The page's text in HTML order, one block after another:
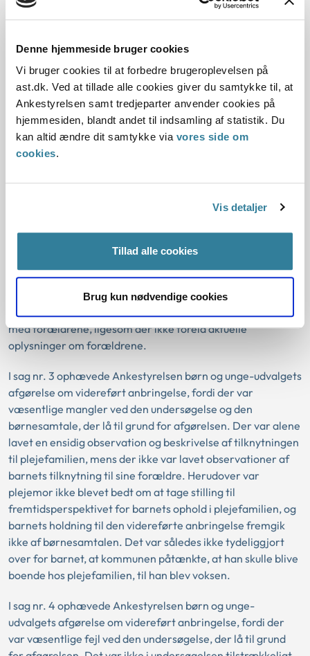
Denne hjemmeside bruger cookies
Vi bruger cookies til at forbedre brugeroplevelsen på
ast.dk. Ved at tillade alle cookies giver du samtykke til, at
Ankestyrelsen samt tredjeparter anvender cookies på
hjemmesiden, blandt andet til indsamling af statistik. Du
kan altid ændre dit samtykke via vores side om
cookies.
Vis detaljer
Tillad alle cookies
Brug kun nødvendige cookies
afgørelse om fortsat anbringelse af et barn, der havde
ønskede at blive i plejefamilien. Forvaltningen havde kun
indstillet til videreført anbringelse. Børn og unge-udvalget
havde derfor ikke kompetence til at træffe afgørelse om
fortsat anbringelse. Ankestyrelsen vurderede dog, at
betingelserne for at træffe afgørelse om videreført
anbringelse var opfyldt og Ankestyrelsen traf derfor i
medfør af egendriftsbeføjelsen afgørelse om videreført
afgørelse om videreført anbringelse, fordi der ikke var
tilstrækkelig dokumentation for, at betingelserne var
opfyldt. Den psykologiske helhedsvurdering beskrev ikke i
plejeforældrene og netværket, og der var ikke egentlige
samspilsobservationer i plejefamilien, observationer af
samspillet mellem forældrene og børnene eller samtaler
med forældrene, ligesom der ikke forelå aktuelle
oplysninger om forældrene.
I sag nr. 3 ophævede Ankestyrelsen børn og unge-udvalgets
afgørelse om videreført anbringelse, fordi der var
væsentlige mangler ved den undersøgelse og den
børnesamtale, der lå til grund for afgørelsen. Der var alene
lavet en ensidig observation og beskrivelse af tilknytningen
til plejefamilien, mens der ikke var lavet observationer af
barnets tilknytning til sine forældre. Herudover var
plejemor ikke blevet bedt om at tage stilling til
fremtidsperspektivet for barnets ophold i plejefamilien, og
barnets holdning til den videreførte anbringelse fremgik
ikke af børnesamtalen. Det var således ikke tydeliggjort
over for barnet, at kommunen påtænkte, at han skulle blive
boende hos plejefamilien, til han blev voksen.
I sag nr. 4 ophævede Ankestyrelsen børn og unge-
udvalgets afgørelse om videreført anbringelse, fordi der
var væsentlige fejl ved den undersøgelse, der lå til grund